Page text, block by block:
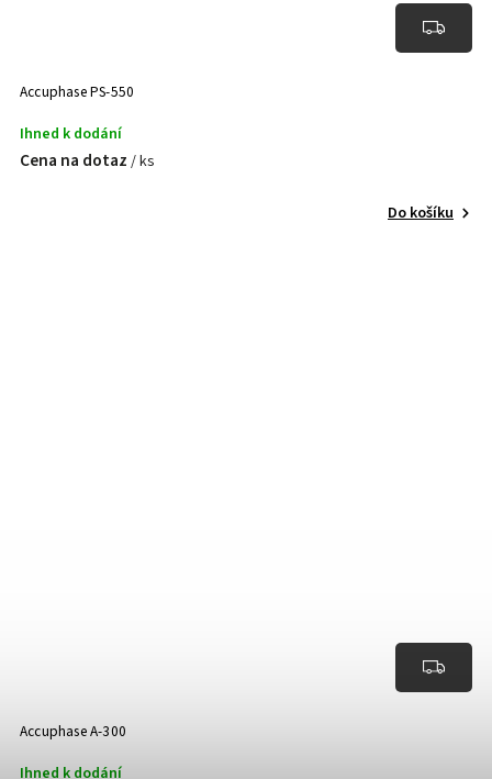
Accuphase PS-550
Ihned k dodání
Cena na dotaz / ks
Do košíku
Accuphase A-300
Ihned k dodání